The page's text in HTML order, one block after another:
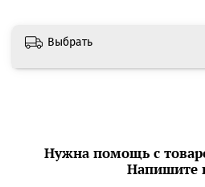
Выбрать
Нужна помощь с
Напишите